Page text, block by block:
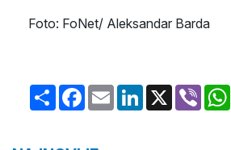
Foto: FoNet/ Aleksandar Barda
ShareFacebook
Email LinkedIn
X Viber